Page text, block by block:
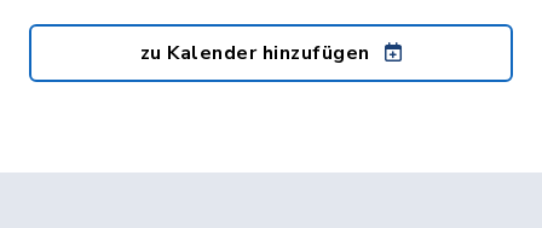
zu Kalender hinzufügen